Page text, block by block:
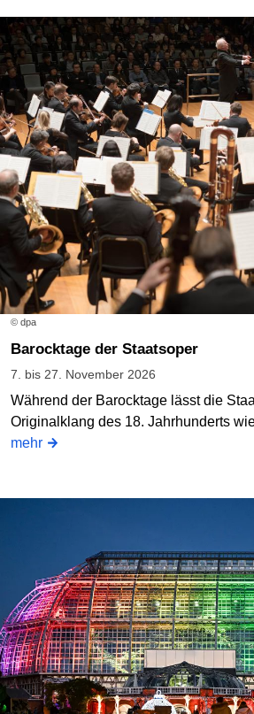
© dpa
Barocktage der Staatsoper
7. bis 27. November 2026
Während der Barocktage lässt die
Originalklang des 18. Jahrhunderts
mehr